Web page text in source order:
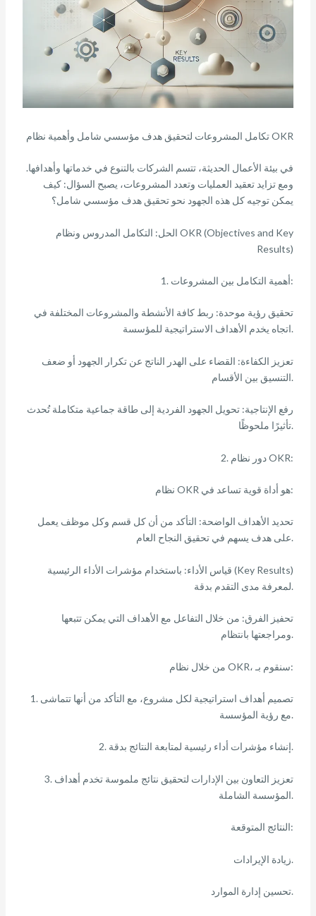
تكامل المشروعات لتحقيق هدف مؤسسي شامل وأهمية نظام OKR
في بيئة الأعمال الحديثة، تتسم الشركات بالتنوع في خدماتها وأهدافها.
ومع تزايد تعقيد العمليات وتعدد المشروعات، يصبح السؤال: كيف
يمكن توجيه كل هذه الجهود نحو تحقيق هدف مؤسسي شامل؟
الحل: التكامل المدروس ونظام OKR (Objectives and Key
Results)
1. أهمية التكامل بين المشروعات:
تحقيق رؤية موحدة: ربط كافة الأنشطة والمشروعات المختلفة في
اتجاه يخدم الأهداف الاستراتيجية للمؤسسة.
تعزيز الكفاءة: القضاء على الهدر الناتج عن تكرار الجهود أو ضعف
التنسيق بين الأقسام.
رفع الإنتاجية: تحويل الجهود الفردية إلى طاقة جماعية متكاملة تُحدث
تأثيرًا ملحوظًا.
2. دور نظام OKR:
نظام OKR هو أداة قوية تساعد في:
تحديد الأهداف الواضحة: التأكد من أن كل قسم وكل موظف يعمل
على هدف يسهم في تحقيق النجاح العام.
قياس الأداء: باستخدام مؤشرات الأداء الرئيسية (Key Results)
لمعرفة مدى التقدم بدقة.
تحفيز الفرق: من خلال التفاعل مع الأهداف التي يمكن تتبعها
ومراجعتها بانتظام.
من خلال نظام OKR، سنقوم بـ:
1. تصميم أهداف استراتيجية لكل مشروع، مع التأكد من أنها تتماشى
مع رؤية المؤسسة.
2. إنشاء مؤشرات أداء رئيسية لمتابعة النتائج بدقة.
3. تعزيز التعاون بين الإدارات لتحقيق نتائج ملموسة تخدم أهداف
المؤسسة الشاملة.
النتائج المتوقعة:
زيادة الإيرادات.
تحسين إدارة الموارد.